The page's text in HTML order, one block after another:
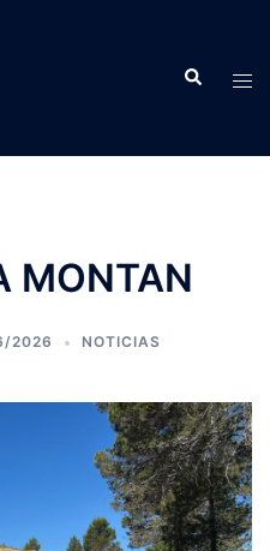
Buscar
MONTAN
2026 NOTICIAS